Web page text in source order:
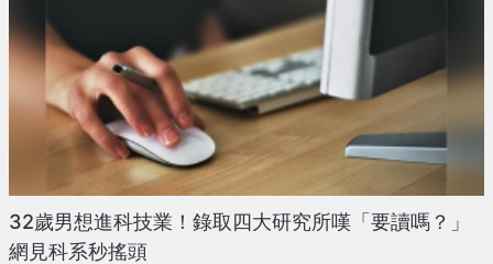
32歲男想進科技業！錄取四大研究所嘆「要讀嗎？」
網見科系秒搖頭